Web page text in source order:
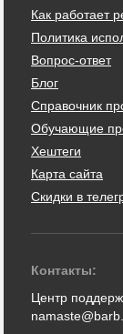
Как работает
Политика
Вопрос-ответ
Блог
Справочник
Обучающие
Хештеги
Карта сайта
Скидки в
Контакты:
Центр